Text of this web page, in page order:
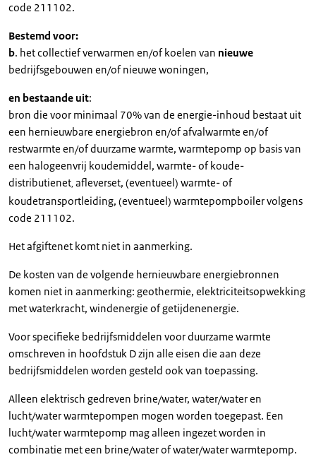
code 211102.
Bestemd voor:
b. het collectief verwarmen en/of koelen van nieuwe
bedrijfsgebouwen en/of nieuwe woningen,
en bestaande uit:
bron die voor minimaal 70% van de energie-inhoud bestaat uit
een hernieuwbare energiebron en/of afvalwarmte en/of
restwarmte en/of duurzame warmte, warmtepomp op basis van
een halogeenvrij koudemiddel, warmte- of koude-
distributienet, afleverset, (eventueel) warmte- of
koudetransportleiding, (eventueel) warmtepompboiler volgens
code 211102.
Het afgiftenet komt niet in aanmerking.
De kosten van de volgende hernieuwbare energiebronnen
komen niet in aanmerking: geothermie, elektriciteitsopwekking
met waterkracht, windenergie of getijdenenergie.
Voor specifieke bedrijfsmiddelen voor duurzame warmte
omschreven in hoofdstuk D zijn alle eisen die aan deze
bedrijfsmiddelen worden gesteld ook van toepassing.
Alleen elektrisch gedreven brine/water, water/water en
lucht/water warmtepompen mogen worden toegepast. Een
lucht/water warmtepomp mag alleen ingezet worden in
combinatie met een brine/water of water/water warmtepomp.